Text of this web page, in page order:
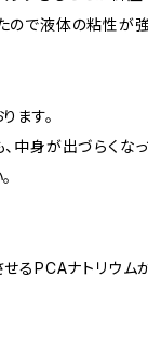
で液体の粘性が強
ます。
中身が出づらくな
るPCAナトリウム